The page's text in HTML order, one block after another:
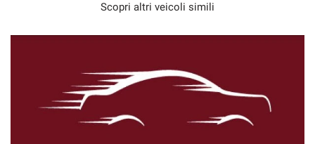
Scopri altri veicoli simili